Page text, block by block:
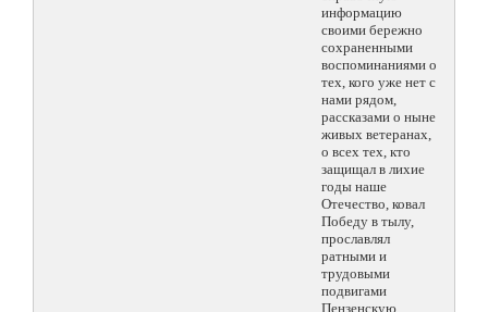
информацию
своими бережно
сохраненными
воспоминаниями о
тех, кого уже нет с
нами рядом,
рассказами о ныне
живых ветеранах,
о всех тех, кто
защищал в лихие
годы наше
Отечество, ковал
Победу в тылу,
прославлял
ратными и
трудовыми
подвигами
Пензенскую